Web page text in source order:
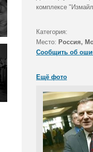
комплексе
Категория:
Место: Россия,
Сообщить об
Ещё фото